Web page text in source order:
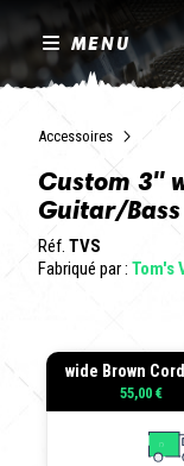
MENU
Accessoires
Custom 3"
Guitar/
Réf. TVS
Fabriqué par : Tom's
wide Brown
55,00 €